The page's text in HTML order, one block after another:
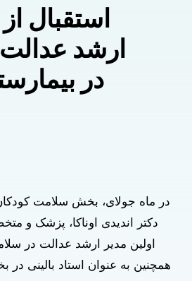
استقبال
ارشد
در
در ماه جولای، بخش سلامت کودکان
دکتر اندیدی اوناکا، پزشک و
اولین مدیر ارشد عدالت در
همچنین به عنوان استاد بالینی